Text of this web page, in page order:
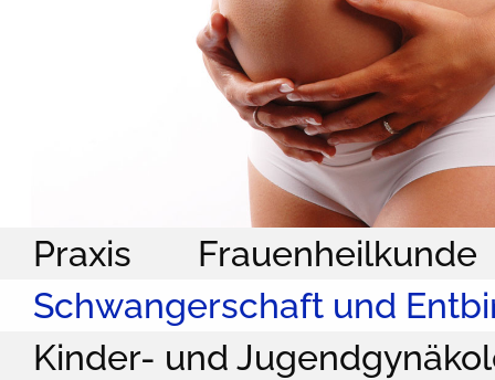
Praxis
Frauenheilkunde
Schwangerschaft und
Kinder- und